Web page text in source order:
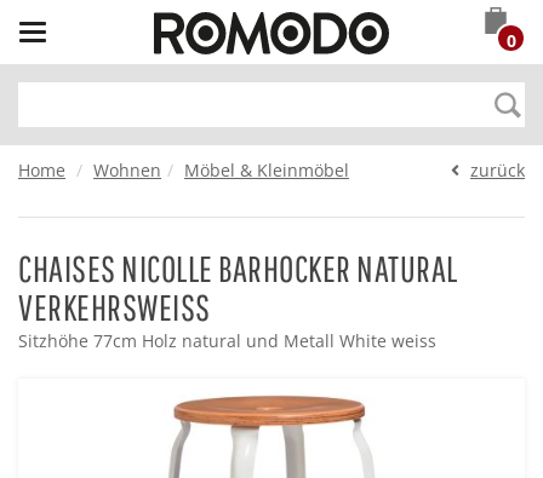
Toggle
navigation
0
Home Wohnen Möbel & Kleinmöbel zurück
CHAISES NICOLLE BARHOCKER NATURAL
VERKEHRSWEISS
Sitzhöhe 77cm Holz natural und Metall White weiss